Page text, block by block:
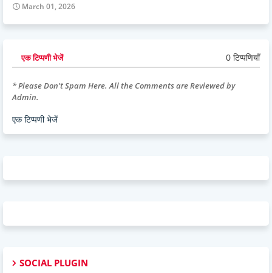
March 01, 2026
एक टिप्पणी भेजें 0 टिप्पणियाँ
* Please Don't Spam Here. All the Comments are Reviewed by
Admin.
एक टिप्पणी भेजें
SOCIAL PLUGIN